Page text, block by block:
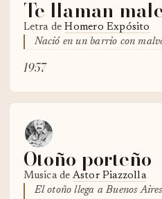
Te llaman
Letra deHomero Expósito
Nació en un barrio con
1957
Otoño porteño
Musica de Astor Piazzolla
El otoño llega a Buenos